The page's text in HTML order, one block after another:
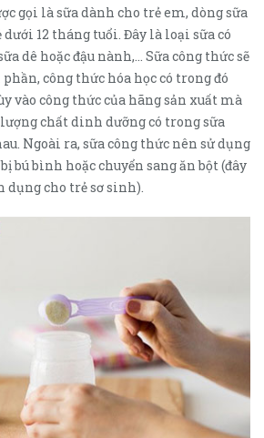
gọi là sữa dành cho trẻ em, dòng sữa
12 tháng tuổi. Đây là loại sữa có
dê hoặc đậu nành,… Sữa công thức sẽ
công thức hóa học có trong đó
vào công thức của hãng sản xuất mà
chất dinh dưỡng có trong sữa
Ngoài ra, sữa công thức nên sử dụng
bú bình hoặc chuyển sang ăn bột (đây
dụng cho trẻ sơ sinh).